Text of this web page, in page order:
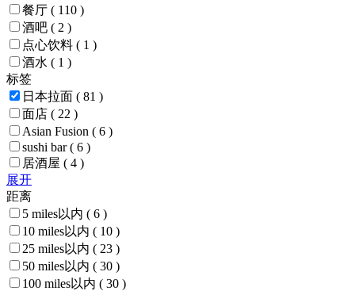
餐厅 ( 110 )
酒吧 ( 2 )
点心饮料 ( 1 )
酒水 ( 1 )
标签
日本拉面 ( 81 )
面店 ( 22 )
Asian Fusion ( 6 )
sushi bar( 6 )
居酒屋 ( 4 )
展开
距离
5 miles以内 ( 6 )
10 miles以内 ( 10 )
25 miles以内 ( 23 )
50 miles以内 ( 30 )
100 miles以内 ( 30 )